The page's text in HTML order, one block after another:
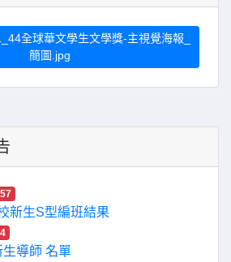
全球華文學生文學獎-主視覺海報_
簡圖.jpg
新生S型編班結果
導師 名單